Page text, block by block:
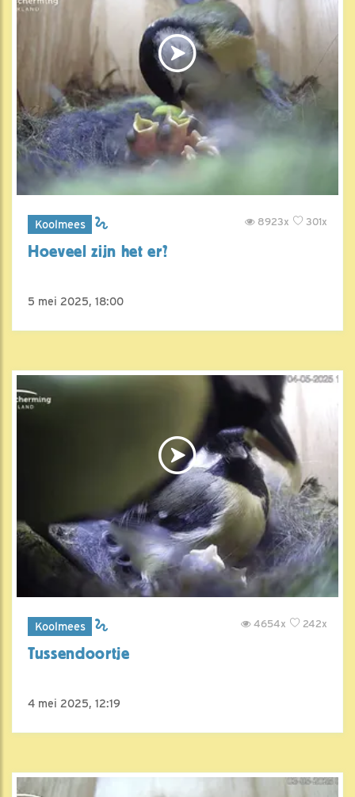
Koolmees 301x
8923x
Hoeveel zijn het er?
5 mei 2025, 18:00
Koolmees 242x
4654x
Tussendoortje
4 mei 2025, 12:19